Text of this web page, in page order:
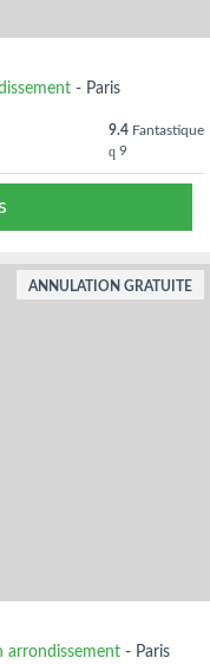
- Paris
9.4 Fantastique
9
arrondissement - Paris
ANNULATION GRATUITE